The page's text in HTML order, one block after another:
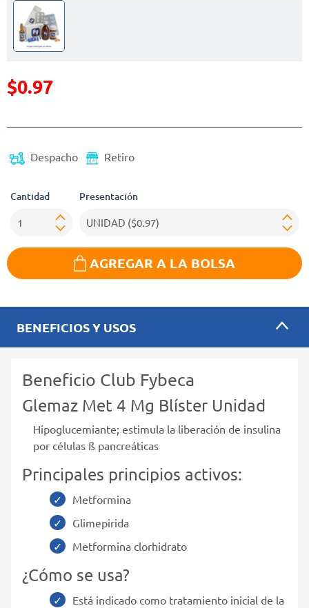
Precio reducido de
$0.97
Despacho Retiro
Cantidad Presentación
AGREGAR A LA BOLSA
BENEFICIOS Y USOS
Beneficio Club Fybeca
Glemaz Met 4 Mg Blíster Unidad
Hipoglucemiante; estimula la liberación de insulina
por células ß pancreáticas
Principales principios activos:
Metformina
Glimepirida
Metformina clorhidrato
¿Cómo se usa?
Está indicado como tratamiento inicial de la